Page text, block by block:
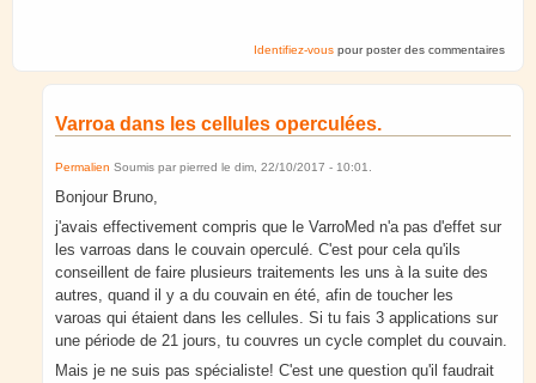
Identifiez-vous pour poster des commentaires
Varroa dans les cellules operculées.
Permalien Soumis par pierred le dim, 22/10/2017 - 10:01
Bonjour Bruno,
j'avais effectivement compris que le VarroMed n'a pas d'effet sur
les varroas dans le couvain operculé. C'est pour cela qu'ils
conseillent de faire plusieurs traitements les uns à la suite des
autres, quand il y a du couvain en été, afin de toucher les
varoas qui étaient dans les cellules. Si tu fais 3 applications sur
une période de 21 jours, tu couvres un cycle complet du couvain.
Mais je ne suis pas spécialiste! C'est une question qu'il faudrait